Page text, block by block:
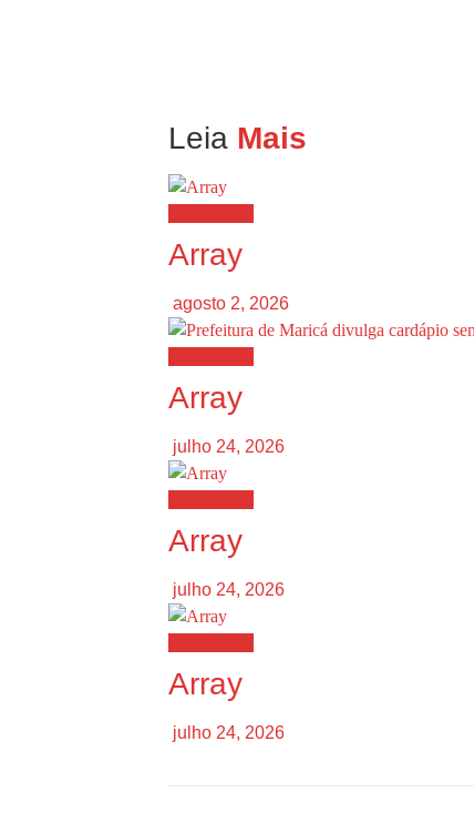
Leia Mais
Array
agosto 2, 2026
Array
julho 24, 2026
Array
julho 24, 2026
Array
julho 24, 2026